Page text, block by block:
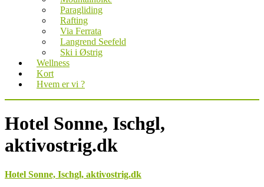
Paragliding
Rafting
Via Ferrata
Langrend Seefeld
Ski i Østrig
Wellness
Kort
Hvem er vi ?
Hotel Sonne, Ischgl,
aktivostrig.dk
Hotel Sonne, Ischgl, aktivostrig.dk